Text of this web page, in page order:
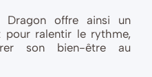
offre ainsi un
pour ralentir le rythme,
son bien-être au